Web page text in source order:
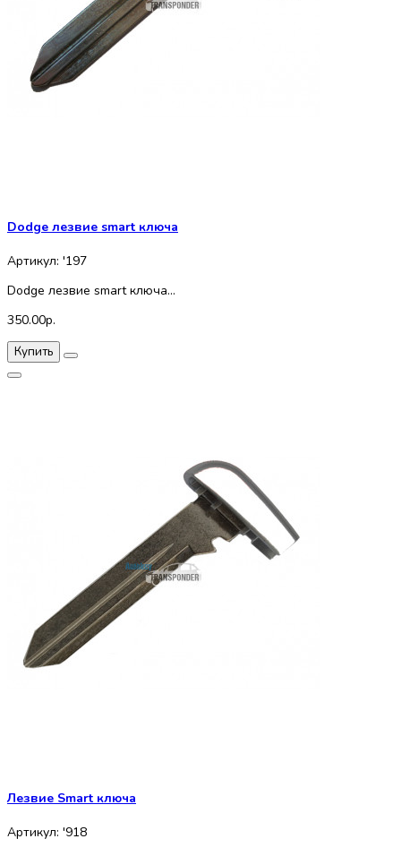
Dodge лезвие smart ключа
Артикул: '197
Dodge лезвие smart ключа...
350.00р.
Купить
Лезвие Smart ключа
Артикул: '918